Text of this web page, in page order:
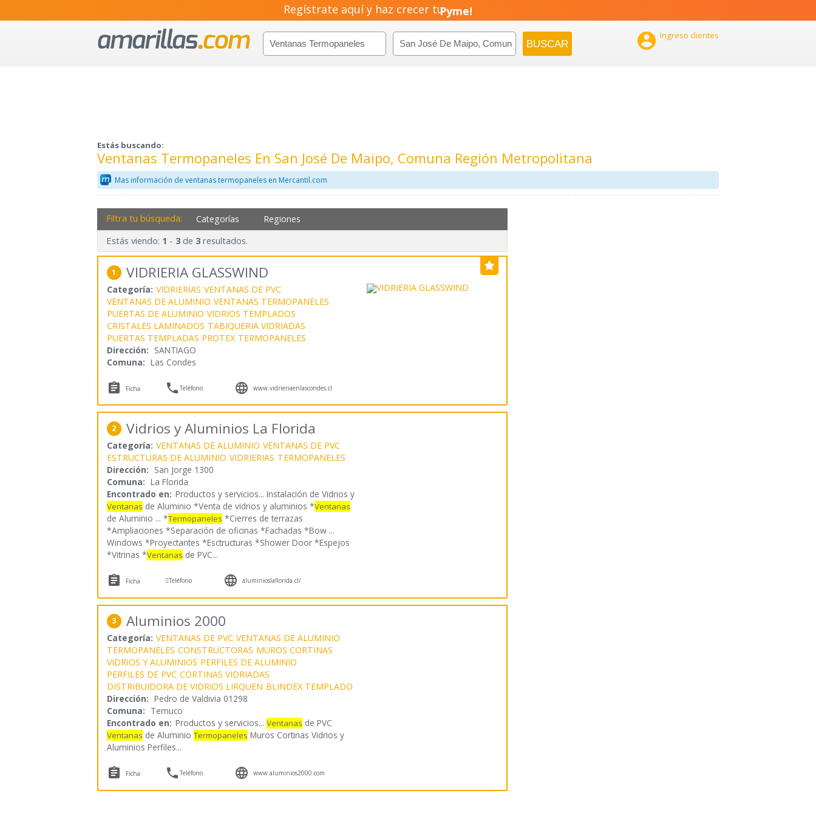
Regístrate aquí y haz crecer tuNegocio!
Pyme!
Emprendimiento!
 Ingreso clientes
Estás buscando:
Ventanas Termopaneles En San José De Maipo, Comuna Región Metropolitana
Mas información de ventanas termopaneles en Mercantil.com
Filtra tu búsqueda: Categorías Regiones
Estás viendo: 1 - 3de 3resultados.
1 VIDRIERIA GLASSWIND
Categoría: VIDRIERIAS VENTANAS DE PVC
VENTANAS DE ALUMINIO VENTANAS TERMOPANELES
PUERTAS DE ALUMINIO VIDRIOS TEMPLADOS
CRISTALES LAMINADOS TABIQUERIA VIDRIADAS
PUERTAS TEMPLADAS PROTEX TERMOPANELES
Dirección: SANTIAGO
Comuna: Las Condes
 Ficha Teléfono  www.vidrieriaenlascondes.cl
2 Vidrios y Aluminios La Florida
Categoría: VENTANAS DE ALUMINIO VENTANAS DE PVC
ESTRUCTURAS DE ALUMINIO VIDRIERIAS TERMOPANELES
Dirección: San Jorge 1300
Comuna: La Florida
Encontrado en: Productos y servicios... Instalación de Vidrios y
Ventanas de Aluminio *Venta de vidrios y aluminios *Ventanas
de Aluminio ... *Termopaneles *Cierres de terrazas
*Ampliaciones *Separación de oficinas *Fachadas *Bow ...
Windows *Proyectantes *Esctructuras *Shower Door *Espejos
*Vitrinas *Ventanas de PVC...
 Ficha Teléfono  aluminioslaflorida.cl/
3 Aluminios 2000
Categoría: VENTANAS DE PVC VENTANAS DE ALUMINIO
TERMOPANELES CONSTRUCTORAS MUROS CORTINAS
VIDRIOS Y ALUMINIOS PERFILES DE ALUMINIO
PERFILES DE PVC CORTINAS VIDRIADAS
DISTRIBUIDORA DE VIDRIOS LIRQUEN BLINDEX TEMPLADO
Dirección: Pedro de Valdivia 01298
Comuna: Temuco
Encontrado en: Productos y servicios... Ventanas de PVC
Ventanas de Aluminio Termopaneles Muros Cortinas Vidrios y
Aluminios Perfiles...
 Ficha Teléfono  www.aluminios2000.com